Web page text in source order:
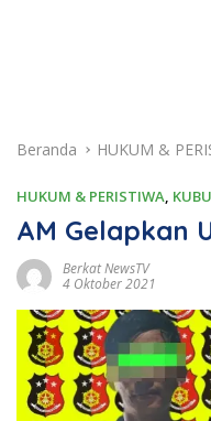
Beranda HUKUM &
HUKUM & PERISTIWA,
AM Gelapkan
Berkat NewsTV
4 Oktober 2021